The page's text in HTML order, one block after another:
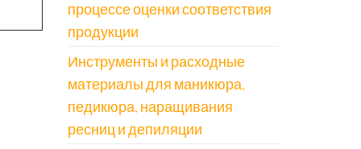
процессе оценки соответствия
продукции
Инструменты и расходные
материалы для маникюра,
педикюра, наращивания
ресниц и депиляции